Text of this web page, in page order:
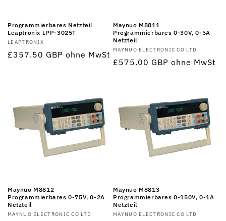
Programmierbares Netzteil
Leaptronix LPP-3025T
Anbieter:
LEAPTRONIX
Normaler
£357.50 GBP ohne MwSt
Maynuo M8811
Programmierbares 0-30V, 0-5A
Netzteil
Anbieter:
MAYNUO ELECTRONIC CO LTD
Normaler
£575.00 GBP ohne MwSt
Maynuo M8812
Programmierbares 0-75V, 0-2A
Netzteil
Anbieter:
MAYNUO ELECTRONIC CO LTD
Maynuo M8813
Programmierbares 0-150V, 0-1A
Netzteil
Anbieter:
MAYNUO ELECTRONIC CO LTD